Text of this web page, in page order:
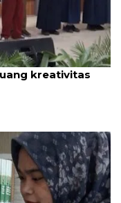
kreativitas